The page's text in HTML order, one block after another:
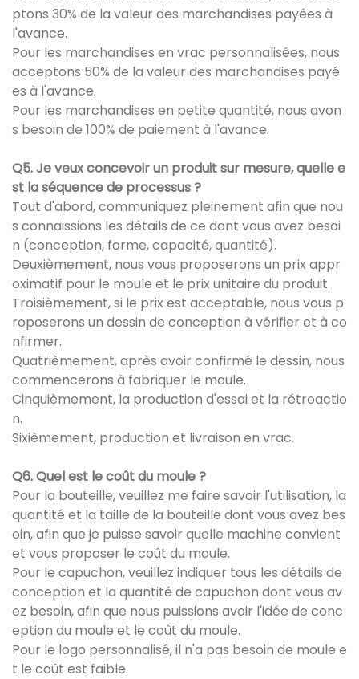
ptons 30% de la valeur des marchandises payées à
l'avance.
Pour les marchandises en vrac personnalisées, nous
acceptons 50% de la valeur des marchandises payé
es à l'avance.
Pour les marchandises en petite quantité, nous avon
s besoin de 100% de paiement à l'avance.
Q5. Je veux concevoir un produit sur mesure, quelle e
st la séquence de processus ?
Tout d'abord, communiquez pleinement afin que nou
s connaissions les détails de ce dont vous avez besoi
n (conception, forme, capacité, quantité).
Deuxièmement, nous vous proposerons un prix appr
oximatif pour le moule et le prix unitaire du produit.
Troisièmement, si le prix est acceptable, nous vous p
roposerons un dessin de conception à vérifier et à co
nfirmer.
Quatrièmement, après avoir confirmé le dessin, nous
commencerons à fabriquer le moule.
Cinquièmement, la production d'essai et la rétroactio
n.
Sixièmement, production et livraison en vrac.
Q6. Quel est le coût du moule ?
Pour la bouteille, veuillez me faire savoir l'utilisation, la
quantité et la taille de la bouteille dont vous avez bes
oin, afin que je puisse savoir quelle machine convient
et vous proposer le coût du moule.
Pour le capuchon, veuillez indiquer tous les détails de
conception et la quantité de capuchon dont vous av
ez besoin, afin que nous puissions avoir l'idée de conc
eption du moule et le coût du moule.
Pour le logo personnalisé, il n'a pas besoin de moule e
t le coût est faible.